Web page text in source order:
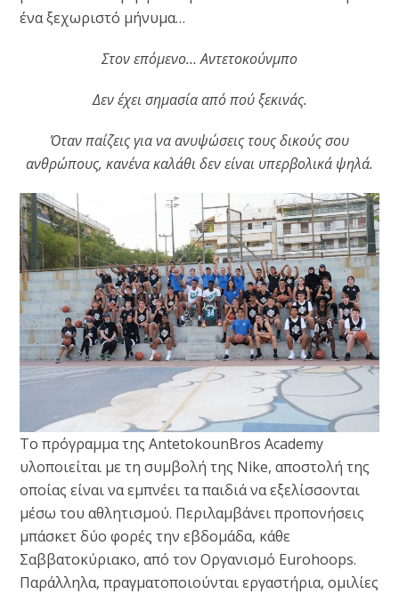
ένα ξεχωριστό μήνυμα…
Στον επόμενο… Αντετοκούνμπο
Δεν έχει σημασία από πού ξεκινάς.
Όταν παίζεις για να ανυψώσεις τους δικούς σου
ανθρώπους, κανένα καλάθι δεν είναι υπερβολικά ψηλά.
Το πρόγραμμα της AntetokounBros Academy
υλοποιείται με τη συμβολή της Nike, αποστολή της
οποίας είναι να εμπνέει τα παιδιά να εξελίσσονται
μέσω του αθλητισμού. Περιλαμβάνει προπονήσεις
μπάσκετ δύο φορές την εβδομάδα, κάθε
Σαββατοκύριακο, από τον Οργανισμό Eurohoops.
Παράλληλα, πραγματοποιούνται εργαστήρια, ομιλίες